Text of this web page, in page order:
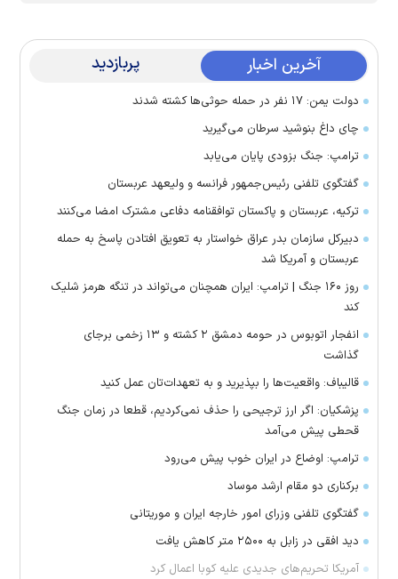
آخرین اخبار پربازدید
دولت یمن: ۱۷ نفر در حمله حوثی‌ها کشته شدند
چای داغ بنوشید سرطان می‌گیرید
ترامپ: جنگ بزودی پایان می‌یابد
گفتگوی تلفنی رئیس‌جمهور فرانسه و ولیعهد عربستان
ترکیه، عربستان و پاکستان توافقنامه دفاعی مشترک امضا می‌کنند
دبیرکل سازمان بدر عراق خواستار به تعویق افتادن پاسخ به حمله
عربستان و آمریکا شد
روز ۱۶۰ جنگ | ترامپ: ایران همچنان می‌تواند در تنگه هرمز شلیک
کند
انفجار اتوبوس در حومه دمشق ۲ کشته و ۱۳ زخمی برجای
گذاشت
قالیباف: واقعیت‌ها را بپذیرید و به تعهدات‌تان عمل کنید
پزشکیان: اگر ارز ترجیحی را حذف نمی‌کردیم، قطعا در زمان جنگ
قحطی پیش می‌آمد
ترامپ: اوضاع در ایران خوب پیش می‌رود
برکناری دو مقام ارشد موساد
گفتگوی تلفنی وزرای امور خارجه ایران و موریتانی
دید افقی در زابل به ۲۵۰۰ متر کاهش یافت
آمریکا تحریم‌های جدیدی علیه کوبا اعمال کرد